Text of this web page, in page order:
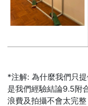
*注解: 為什麼我們只
是我們經驗結論9.5附
浪費及拍攝不會太完整